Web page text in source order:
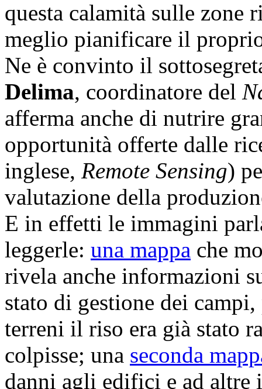
questa calamità sulle
meglio pianificare il
Ne è convinto il
Delima, coordinatore del
afferma anche di nutrire
opportunità offerte dalle
inglese, Remote Sensing)
valutazione della
E in effetti le immagini
leggerle: una mappa che
rivela anche informazioni
stato di gestione dei
terreni il riso era già stato
colpisse; una seconda
danni agli edifici e ad altre